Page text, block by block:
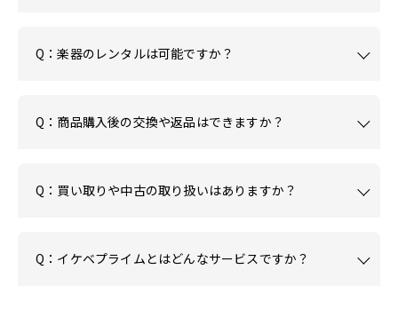
Q：楽器のレンタルは可能ですか？
Q：商品購入後の交換や返品はできますか？
Q：買い取りや中古の取り扱いはありますか？
Q：イケベプライムとはどんなサービスですか？